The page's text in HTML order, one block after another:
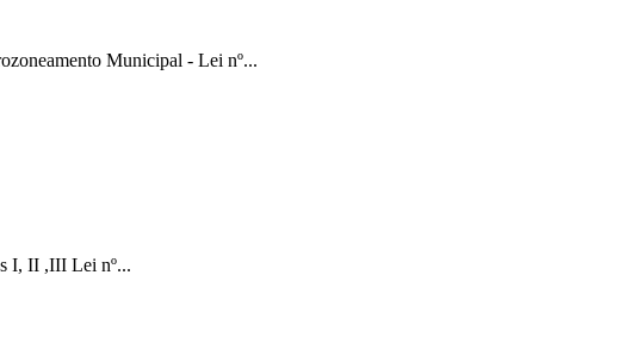
Municipal - Lei nº...
I, II ,III Lei nº...